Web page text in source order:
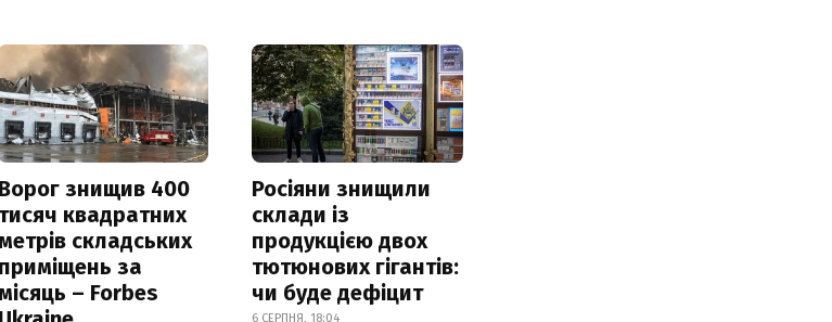
Ворог знищив 400
тисяч квадратних
метрів складських
приміщень за
місяць – Forbes
Росіяни знищили
склади із
продукцією двох
тютюнових гігантів:
чи буде дефіцит
6 СЕРПНЯ, 18:04